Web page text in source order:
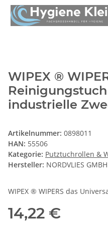
WIPEX ®
industrielle
Artikelnummer: 0898011
HAN: 55506
Kategorie: Putztuchrollen &
Hersteller: NORDVLIES GMBH
WIPEX ® WIPERS das
14,22 €